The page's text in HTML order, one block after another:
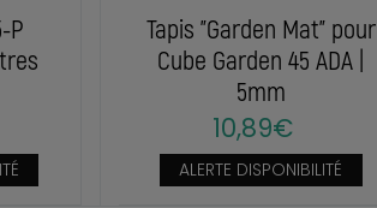
P
Tapis "Garden Mat" pour
Cube Garden 45 ADA |
5mm
10,89€
ALERTE DISPONIBILITÉ